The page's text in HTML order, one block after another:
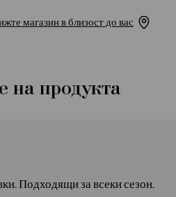
магазин в близост до вас
на продукта
Подходящи за всеки сезон.